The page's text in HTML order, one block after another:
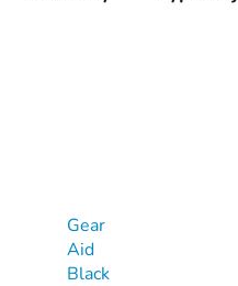
Gear
Aid
Black